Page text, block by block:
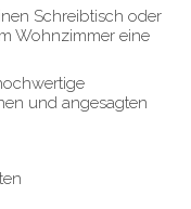
Schreibtisch oder
Wohnzimmer eine
und angesagten